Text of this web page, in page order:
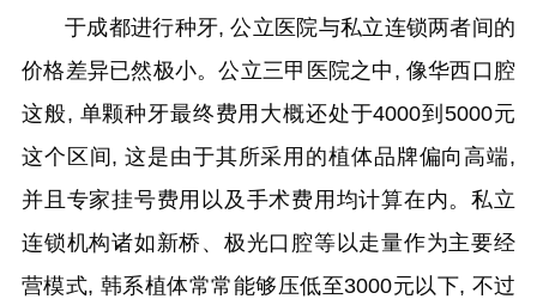
于成都进行种牙, 公立医院与私立连锁两者间的
价格差异已然极小。公立三甲医院之中, 像华西口腔
这般, 单颗种牙最终费用大概还处于4000到5000元
这个区间, 这是由于其所采用的植体品牌偏向高端,
并且专家挂号费用以及手术费用均计算在内。私立
连锁机构诸如新桥、极光口腔等以走量作为主要经
营模式, 韩系植体常常能够压低至3000元以下, 不过